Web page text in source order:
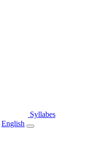
Syllabes
English